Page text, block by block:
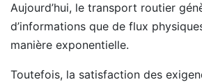
Aujourd’hui, le transport routier
d’informations que de flux
manière exponentielle.
Toutefois, la satisfaction des